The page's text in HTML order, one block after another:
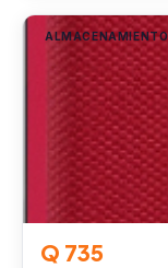
ALMACENAMIENTO
Q 735